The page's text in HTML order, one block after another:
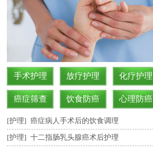
手术护理 放疗护理 化疗护理
癌症筛查 饮食防癌 心理防癌
[护理] 癌症病人手术后的饮食调理
[护理] 十二指肠乳头腺癌术后护理